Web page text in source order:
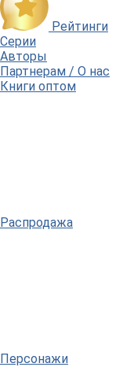
Рейтинги
Серии
Авторы
Партнерам / О нас
Книги оптом
Распродажа
Персонажи